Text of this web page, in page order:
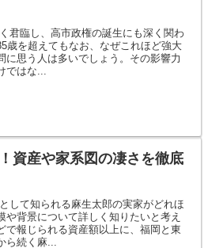
君臨し、高市政権の誕生にも深く関わ
歳を超えてもなお、なぜこれほど強大
に思う人は多いでしょう。その影響力
ではな...
資産や家系図の凄さを徹底
して知られる麻生太郎の実家がどれほ
背景について詳しく知りたいと考え
で報じられる資産額以上に、福岡と東
続く麻...